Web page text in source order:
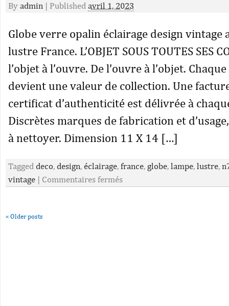
By admin | Published avril 1, 2023
Globe verre opalin éclairage design vintage
lustre France. L’OBJET SOUS TOUTES SES
l’objet à l’ouvre. De l’ouvre à l’objet.
devient une valeur de collection. Une
certificat d’authenticité est délivrée à
Discrètes marques de fabrication et
à nettoyer. Dimension 11 X 14 […]
Tagged deco, design, éclairage, france, globe, lampe, lustre,
vintage | Commentaires fermés
« Older posts